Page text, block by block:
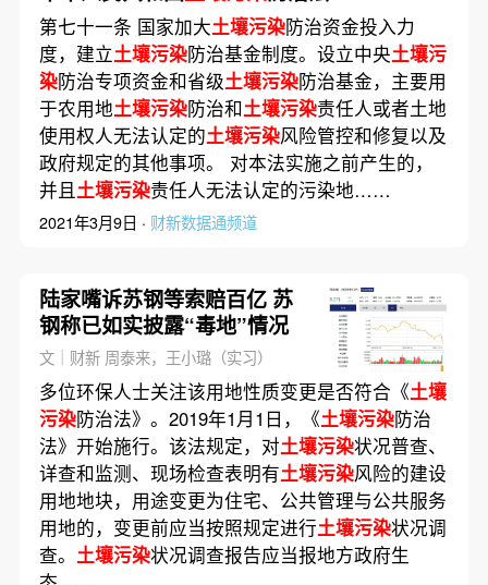
第七十一条 国家加大土壤污染防治资金投入力
度，建立土壤污染防治基金制度。设立中央土壤污
染防治专项资金和省级土壤污染防治基金，主要用
于农用地土壤污染防治和土壤污染责任人或者土地
使用权人无法认定的土壤污染风险管控和修复以及
政府规定的其他事项。 对本法实施之前产生的，
并且土壤污染责任人无法认定的污染地……
2021年3月9日 · 财新数据通频道
陆家嘴诉苏钢等索赔百亿 苏
钢称已如实披露“毒地”情况
文｜财新 周泰来，王小璐（实习）
多位环保人士关注该用地性质变更是否符合《土壤
污染防治法》。2019年1月1日，《土壤污染防治
法》开始施行。该法规定，对土壤污染状况普查、
详查和监测、现场检查表明有土壤污染风险的建设
用地地块，用途变更为住宅、公共管理与公共服务
用地的，变更前应当按照规定进行土壤污染状况调
查。 土壤污染状况调查报告应当报地方政府生